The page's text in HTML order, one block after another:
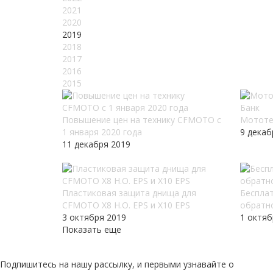
2021
2020
2019
2018
2017
2016
2015
Повышение цен на технику CFMOTO c
1 января 2020 года
11 декабря 2019
9
Пластиковая защита днища для
CFMOTO X8 H.O. EPS и X10 EPS
3 октября 2019
1
Показать еще
Подпишитесь на нашу рассылку, и первыми узнавайте о